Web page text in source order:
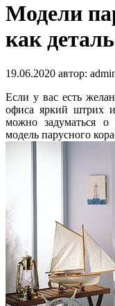
Модели
как
19.06.2020 автор:
Если у вас есть
офиса яркий штрих
можно задуматься о
модель парусного